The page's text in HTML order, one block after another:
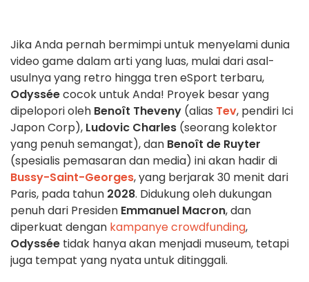
Jika Anda pernah bermimpi untuk menyelami dunia
video game dalam arti yang luas, mulai dari asal-
usulnya yang retro hingga tren eSport terbaru,
Odysséecocok untuk Anda! Proyek besar yang
dipelopori oleh Benoît Theveny (alias Tev, pendiri Ici
Japon Corp), Ludovic Charles (seorang kolektor
yang penuh semangat), dan Benoît de Ruyter
(spesialis pemasaran dan media) ini akan hadir di
Bussy-Saint-Georges, yang berjarak 30 menit dari
Paris, pada tahun 2028. Didukung oleh dukungan
penuh dari Presiden Emmanuel Macron, dan
diperkuat dengan kampanye crowdfunding,
Odyssée tidak hanya akan menjadi museum, tetapi
juga tempat yang nyata untuk ditinggali.